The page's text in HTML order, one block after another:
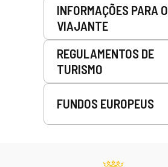
INFORMAÇÕES PARA O
VIAJANTE
REGULAMENTOS DE
TURISMO
FUNDOS EUROPEUS